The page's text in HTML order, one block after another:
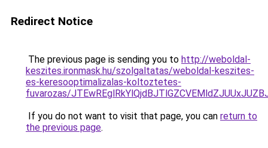
Redirect Notice
The previous page is sending you to http://weboldal-
keszites.ironmask.hu/szolgaltatas/weboldal-keszites-
es-keresooptimalizalas-koltoztetes-
fuvarozas/
If you do not want to visit that page, you can return to
the previous page.